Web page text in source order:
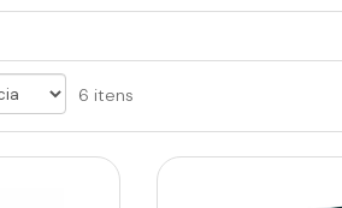
6 itens